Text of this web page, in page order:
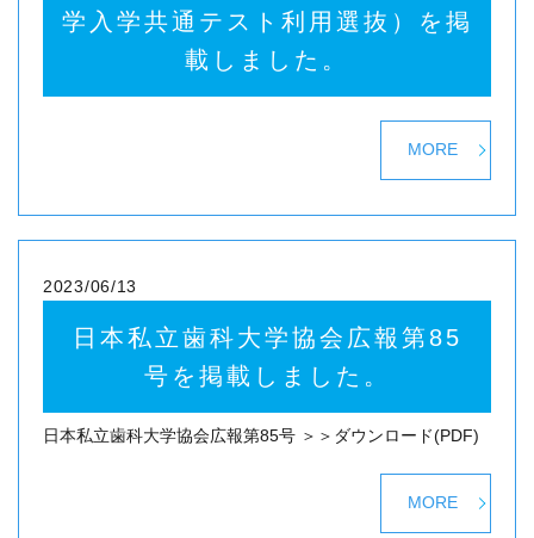
学入学共通テスト利用選抜）を掲
載しました。
MORE
2023/06/13
日本私立歯科大学協会広報第85
号を掲載しました。
日本私立歯科大学協会広報第85号 ＞＞ダウンロード(PDF)
MORE